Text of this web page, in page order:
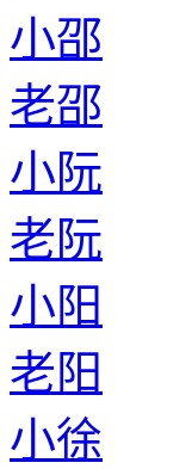
小邵
老邵
小阮
老阮
小阳
老阳
小徐